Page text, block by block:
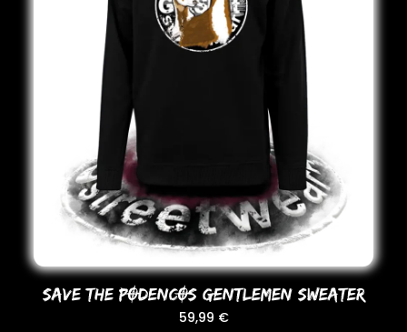
SAVE THE PODENCOS GENTLEMEN SWEATER
59,99 €